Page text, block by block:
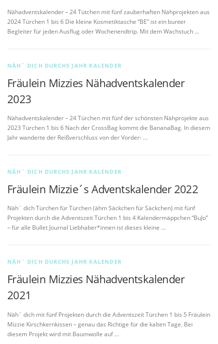
Nähadventskalender – 24 Tütchen mit fünf zauberhaften Nähprojekten aus
2024 Türchen 1 bis 6 Die kleine Kosmetiktasche “BE” ist ein bunter
Begleiter für jeden Ausflug oder Wochenendtrip. Mit dem Wachstuch …
NÄH´ DICH DURCHS JAHR KALENDER
Fräulein Mizzies Nähadventskalender
2023
Nähadventskalender – 24 Türchen mit fünf der schönsten Nähprojekte aus
2023 Türchen 1 bis 6 Nach der CrossBag kommt die BananaBag. In diesem
Jahr wanderte der Reißverschluss von der Vorder- …
NÄH´ DICH DURCHS JAHR KALENDER
Fräulein Mizzie´s Adventskalender 2022
Näh´ dich Türchen für Türchen (ähm Säckchen für Säckchen) mit fünf
Projekten durch die Adventszeit Türchen 1 bis 4 Kalendermäppchen “BuJo”
– für alle Bullet Journal Liebhaber*innen ist dieses kleine …
NÄH´ DICH DURCHS JAHR KALENDER
Fräulein Mizzies Nähadventskalender
2021
Näh´ dich mit fünf Projekten durch die Adventszeit Türchen 1 bis 5 Fräulein
Mizzie Kirschkernkissen – genau das Richtige für die kalten Tage. Bei
diesem Projekt wird mit Baumwolle auf …